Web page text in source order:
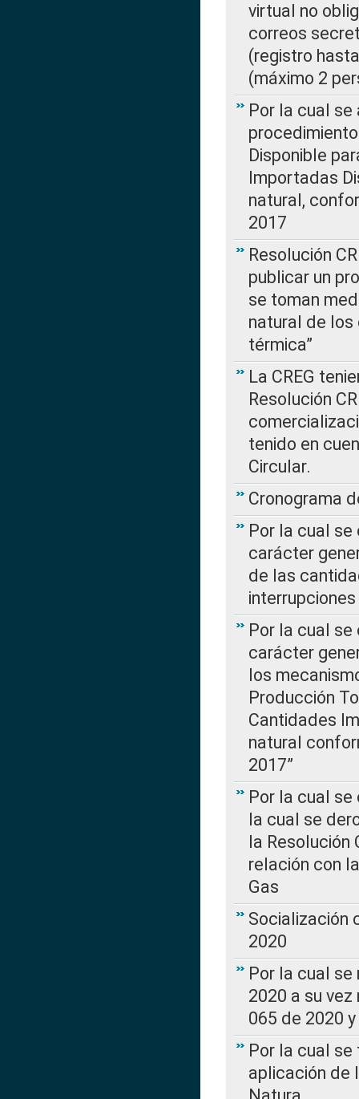
virtual no
correos
(registro
(máximo 2
Por la cual
Disponible
Importadas
natural,
2017
Resolución
publicar un
se toman
natural de los
térmica”
La CREG
Resolución
tenido en
Circular.
Cronograma
Por la cual
carácter
de las
Por la cual
carácter
los
Producción
Cantidades
natural
2017”
Por la cual
la cual se
la Resolución
relación con
Gas
Socialización
2020
Por la cual se
2020 a su
065 de 2020
Por la cual
aplicación de